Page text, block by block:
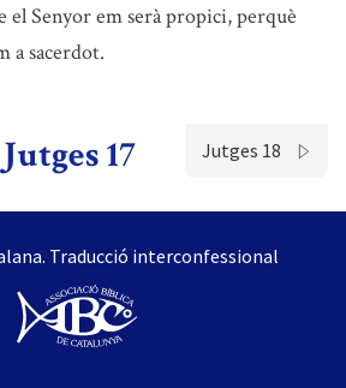
Senyor em serà propici, perquè
a sacerdot.
Jutges 17 Jutges 18
Traducció interconfessional